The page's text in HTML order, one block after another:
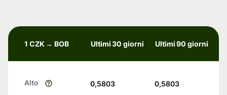
1 CZK → BOB Ultimi 30 giorni Ultimi 90 giorni
Alto 0,5803 0,5803